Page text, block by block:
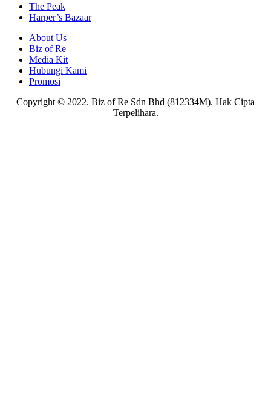
The Peak
Harper’s Bazaar
About Us
Biz of Re
Media Kit
Hubungi Kami
Promosi
Copyright © 2022. Biz of Re Sdn Bhd (812334M). Hak Cipta
Terpelihara.